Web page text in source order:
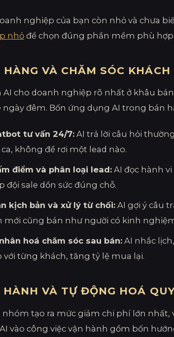
nghiệp của bạn còn nhỏ và chưa
nhỏđể chọn đúng phần mềm phù hợp
HÀNG VÀ CHĂM SÓC KHÁCH
AI cho doanh nghiệp rõ nhất ở khâu
ngày đêm. Bốn ứng dụng AI trong bán
tư vấn 24/7:AI trả lời câu hỏi
không để rơi một lead nào.
điểm và phân loại lead: AI đọc hành
đội sale dồn sức đúng chỗ.
kịch bản và xử lý từ chối: AI gợi ý câu
mới cũng bán như người có kinh
hoá chăm sóc sau bán: AI nhắc
với từng khách, tăng tỷ lệ mua lại.
HÀNH VÀ TỰ ĐỘNG HOÁ
nhóm tạo ra mức giảm chi phí lớn nhất,
vào công việc vận hành gồm bốn